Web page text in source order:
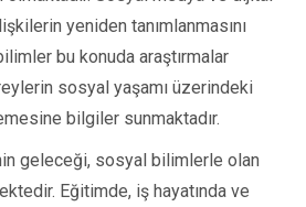
yeniden tanımlanmasını
bu konuda araştırmalar
sosyal yaşamı üzerindeki
bilgiler sunmaktadır.
geleceği, sosyal bilimlerle olan
Eğitimde, iş hayatında ve